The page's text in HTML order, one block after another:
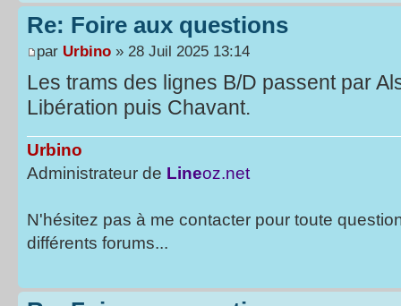
Re: Foire aux questions
par Urbino » 28 Juil 2025 13:14
Les trams des lignes B/D passent par
Libération puis Chavant.
Urbino
Administrateur de Lineoz.net
N'hésitez pas à me contacter pour toute
différents forums...